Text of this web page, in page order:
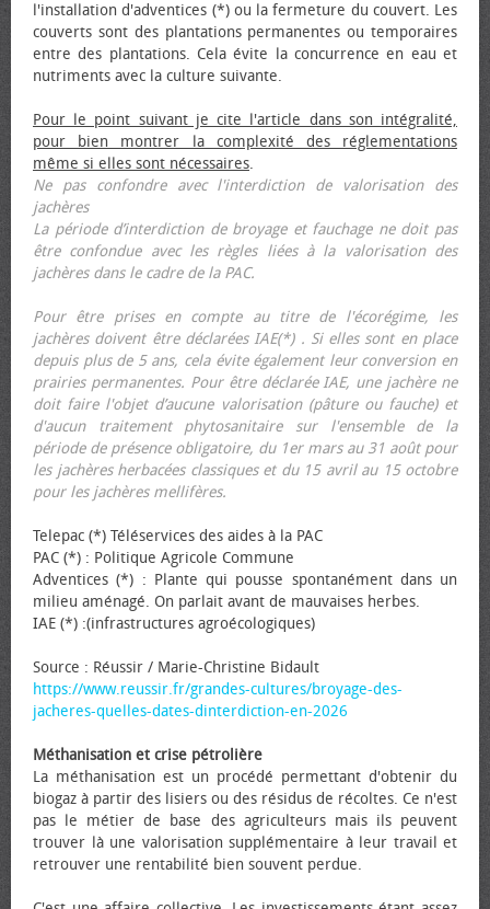
l'installation d'adventices (*) ou la fermeture du couvert. Les
couverts sont des plantations permanentes ou temporaires
entre des plantations. Cela évite la concurrence en eau et
nutriments avec la culture suivante.
Pour le point suivant je cite l'article dans son intégralité,
pour bien montrer la complexité des réglementations
même si elles sont nécessaires.
Ne pas confondre avec l'interdiction de valorisation des
jachères
La période d’interdiction de broyage et fauchage ne doit pas
être confondue avec les règles liées à la valorisation des
jachères dans le cadre de la PAC.
Pour être prises en compte au titre de l'écorégime, les
jachères doivent être déclarées IAE(*) . Si elles sont en place
depuis plus de 5 ans, cela évite également leur conversion en
prairies permanentes. Pour être déclarée IAE, une jachère ne
doit faire l'objet d’aucune valorisation (pâture ou fauche) et
d'aucun traitement phytosanitaire sur l'ensemble de la
période de présence obligatoire, du 1er mars au 31 août pour
les jachères herbacées classiques et du 15 avril au 15 octobre
pour les jachères mellifères.
Telepac (*) Téléservices des aides à la PAC
PAC (*) : Politique Agricole Commune
Adventices (*) : Plante qui pousse spontanément dans un
milieu aménagé. On parlait avant de mauvaises herbes.
IAE (*) :(infrastructures agroécologiques)
Source : Réussir / Marie-Christine Bidault
https://www.reussir.fr/grandes-cultures/broyage-des-
jacheres-quelles-dates-dinterdiction-en-2026
Méthanisation et crise pétrolière
La méthanisation est un procédé permettant d'obtenir du
biogaz à partir des lisiers ou des résidus de récoltes. Ce n'est
pas le métier de base des agriculteurs mais ils peuvent
trouver là une valorisation supplémentaire à leur travail et
retrouver une rentabilité bien souvent perdue.